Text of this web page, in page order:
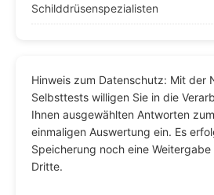
Schilddrüsenspezialisten
Hinweis zum Datenschutz: Mit der
Selbsttests willigen Sie in die
Ihnen ausgewählten Antworten
einmaligen Auswertung ein. Es
Speicherung noch eine Weitergabe
Dritte.